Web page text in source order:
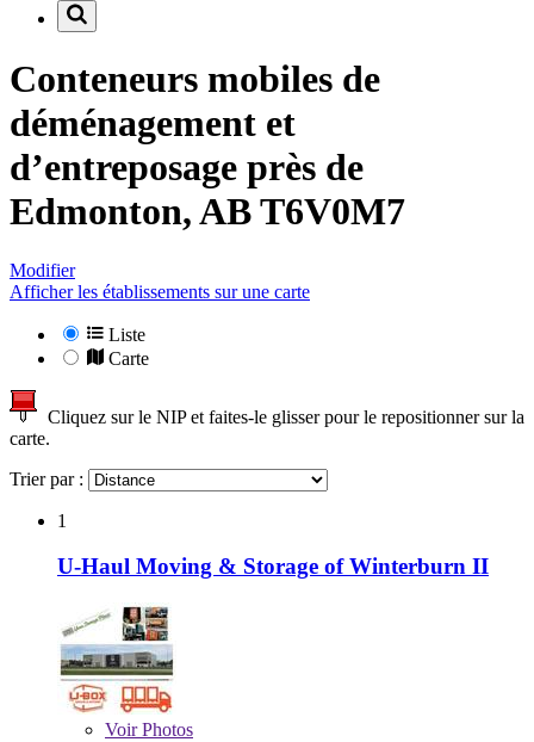
Conteneurs mobiles de
déménagement et
d’entreposage près de
Edmonton, AB T6V0M7
Modifier
Afficher les établissements sur une carte
Liste
Carte
Cliquez sur le NIP et faites-le glisser pour le repositionner sur la
carte.
Trier par :
1
U-Haul Moving & Storage of Winterburn II
VoirPhotos